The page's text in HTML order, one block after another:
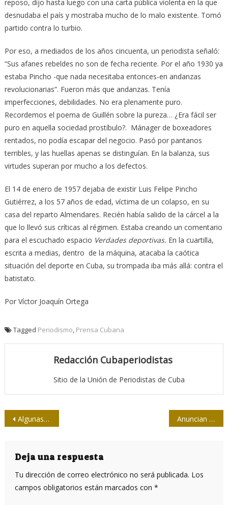
reposo, dijo hasta luego con una carta pública violenta en la que
desnudaba el país y mostraba mucho de lo malo existente. Tomó
partido contra lo turbio.
Por eso, a mediados de los años cincuenta, un periodista señaló:
“Sus afanes rebeldes no son de fecha reciente. Por el año 1930 ya
estaba Pincho -que nada necesitaba entonces-en andanzas
revolucionarias”. Fueron más que andanzas. Tenía
imperfecciones, debilidades. No era plenamente puro.
Recordemos el poema de Guillén sobre la pureza… ¿Era fácil ser
puro en aquella sociedad prostíbulo?. Mánager de boxeadores
rentados, no podía escapar del negocio. Pasó por pantanos
terribles, y las huellas apenas se distinguían. En la balanza, sus
virtudes superan por mucho a los defectos.
El 14 de enero de 1957 dejaba de existir Luis Felipe Pincho
Gutiérrez, a los 57 años de edad, víctima de un colapso, en su
casa del reparto Almendares. Recién había salido de la cárcel a la
que lo llevó sus críticas al régimen. Estaba creando un comentario
para el escuchado espacio Verdades deportivas. En la cuartilla,
escrita a medias, dentro de la máquina, atacaba la caótica
situación del deporte en Cuba, su trompada iba más allá: contra el
batistato.
Por Víctor Joaquín Ortega
Tagged Periodismo, Prensa Cubana
Redacción Cubaperiodistas
Sitio de la Unión de Periodistas de Cuba
Navegación
entradas
Algunas claves del periodismo de José Martí Anuncian en conferencia de prensa próxima agenda del Parlamento
Deja una respuesta
Tu dirección de correo electrónico no será publicada. Los
campos obligatorios están marcados con *